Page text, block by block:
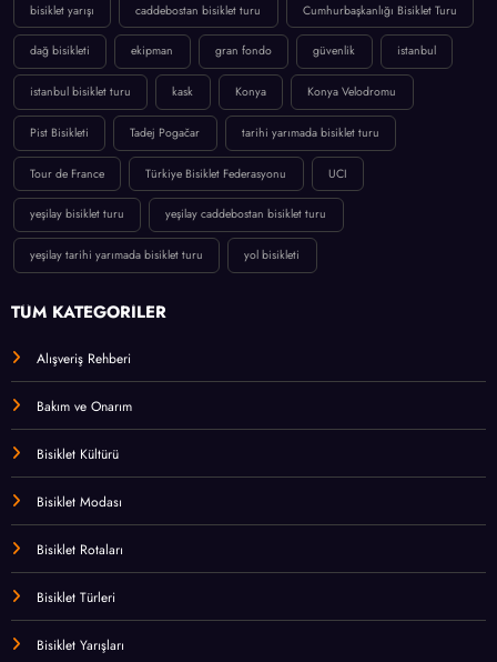
bisiklet yarışı caddebostan bisiklet turu Cumhurbaşkanlığı Bisiklet Turu
dağ bisikleti ekipman gran fondo güvenlik istanbul
istanbul bisiklet turu kask Konya Konya Velodromu
Pist Bisikleti Tadej Pogačar tarihi yarımada bisiklet turu
Tour de France Türkiye Bisiklet Federasyonu UCI
yeşilay bisiklet turu yeşilay caddebostan bisiklet turu
yeşilay tarihi yarımada bisiklet turu yol bisikleti
TÜM KATEGORİLER
Alışveriş Rehberi
Bakım ve Onarım
Bisiklet Kültürü
Bisiklet Modası
Bisiklet Rotaları
Bisiklet Türleri
Bisiklet Yarışları